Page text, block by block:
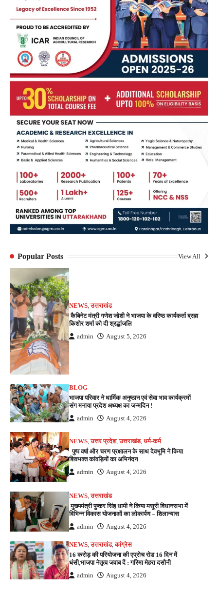
Popular Posts View All
NEWS ,उत्तराखंड
कैबिनेट मंत्री गणेश जोशी ने भाजपा के वरिष्ठ कार्यकर्ता ब्रह्म
किशोर शर्मा को दी श्रद्धांजलि
admin August 5, 2026
BLOG
भाजपा परिवार ने धार्मिक अनुष्ठान एवं सेवा भाव कार्यक्रमों
संग मनाया प्रदेश अध्यक्ष का जन्मदिन !
admin August 4, 2026
NEWS,उत्तर प्रदेश,उत्तराखंड,धर्म-कर्म
पुष्प वर्षा और चरण प्रक्षालन के साथ देवभूमि ने किया
शिवभक्त कांवड़ियों का अभिनंदन
admin August 4, 2026
NEWS,उत्तराखंड
मुख्यमंत्री पुष्कर सिंह धामी ने किया मसूरी विधानसभा में
विभिन्न विकास योजनाओं का लोकार्पण – शिलान्यास
admin August 4, 2026
NEWS,उत्तराखंड,कांग्रेस
16 करोड़ की परियोजना की एप्रोच रोड 16 दिन में
धंसी,भाजपा नेतृत्व जवाब दें : गरिमा मेहरा दसौनी
admin August 4, 2026